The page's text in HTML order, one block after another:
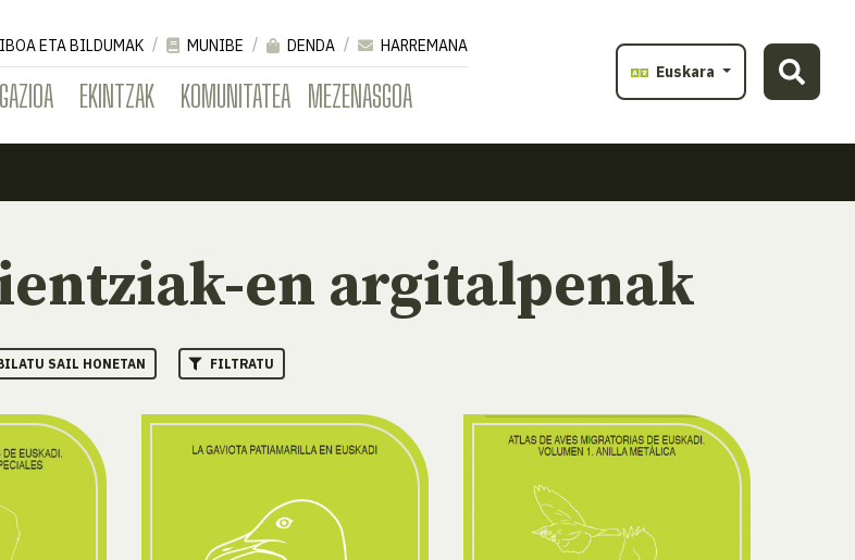
EKINTZAK KOMUNITATEA MEZENASGOA
ETA BILDUMAK MUNIBE DENDA
HARREMANA
Euskara
en argitalpenak
SAIL HONETAN FILTRATU